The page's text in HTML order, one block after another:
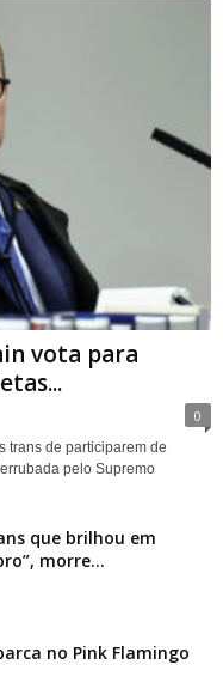
derrubar lei que
transgênero
de Londrina
vota para
0
trans de participarem de
pelo Supremo
que brilhou em
morre...
no Pink Flamingo